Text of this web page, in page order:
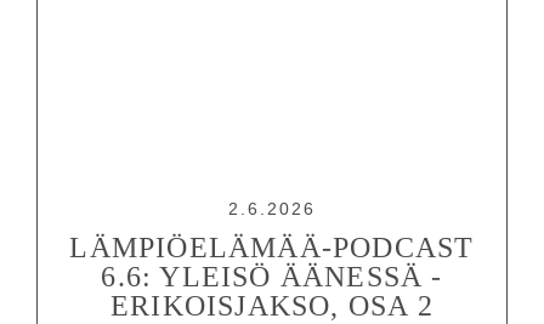
2.6.2026
LÄMPIÖELÄMÄÄ-PODCAST
6.6: YLEISÖ ÄÄNESSÄ -
ERIKOISJAKSO, OSA 2